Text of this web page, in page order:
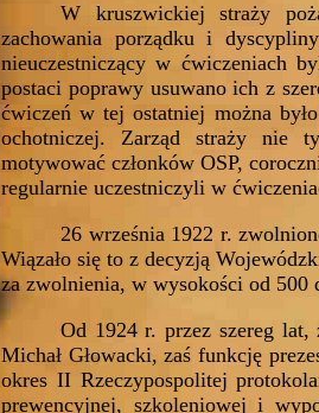
W kruszwickiej straży
zachowania porządku i
nieuczestniczący w ćwiczeniach
postaci poprawy usuwano ich z
ćwiczeń w tej ostatniej można
ochotniczej. Zarząd straży nie
motywować członków OSP,
regularnie uczestniczyli w
26 września 1922 r.
Wiązało się to z decyzją
za zwolnienia, w wysokości od 500
Od 1924 r. przez szereg lat,
Michał Głowacki, zaś funkcję
okres II Rzeczypospolitej
prewencyjnej, szkoleniowej i